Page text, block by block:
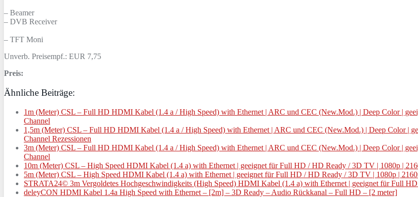
– Beamer
– DVB Receiver
– TFT Moni
Unverb. Preisempf.: EUR 7,75
Preis:
Ähnliche Beiträge:
1m (Meter) CSL – Full HD HDMI Kabel (1.4 a / High Speed) with Ethernet | ARC und CEC (New.Mod.) | Deep Color |
Channel
1,5m (Meter) CSL – Full HD HDMI Kabel (1.4 a / High Speed) with Ethernet | ARC und CEC (New.Mod.) | Deep Color |
Channel Rezessionen
3m (Meter) CSL – Full HD HDMI Kabel (1.4 a / High Speed) with Ethernet | ARC und CEC (New.Mod.) | Deep Color |
Channel
10m (Meter) CSL – High Speed HDMI Kabel (1.4 a) with Ethernet | geeignet für Full HD / HD Ready / 3D TV | 1080p |
5m (Meter) CSL – High Speed HDMI Kabel (1.4 a) with Ethernet | geeignet für Full HD / HD Ready / 3D TV | 1080p |
STRATA24© 3m Vergoldetes Hochgeschwindigkeits (High Speed) HDMI Kabel (1.4 a) with Ethernet | geeignet für Full
deleyCON HDMI Kabel 1.4a High Speed with Ethernet – [2m] – 3D Ready – Audio Rückkanal – Full HD – [2 meter]